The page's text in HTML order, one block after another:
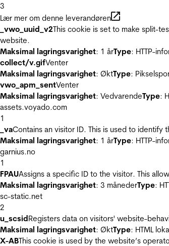
3
Lær mer om denne leverandøren
_vwo_uuid_v2This cookie is set to make split-
website.
Maksimal lagringsvarighet: 1 årType: HTTP-
collect/v.gifVenter
Maksimal lagringsvarighet: ØktType:
vwo_apm_sentVenter
Maksimal lagringsvarighet: VedvarendeType:
assets.voyado.com
1
_vaContains an visitor ID. This is used to
Maksimal lagringsvarighet: 1 årType: HTTP-
garnius.no
1
FPAUAssigns a specific ID to the visitor. This
Maksimal lagringsvarighet: 3 månederType:
sc-static.net
2
u_scsidRegisters data on visitors' website-
Maksimal lagringsvarighet: ØktType: HTML
X-ABThis cookie is used by the website’s